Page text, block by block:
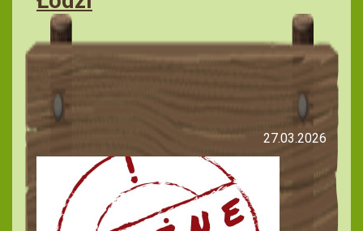
27.03.2026